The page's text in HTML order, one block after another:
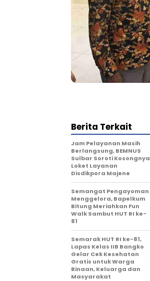
Berita Terkait
Jam Pelayanan Masih
Berlangsung, BEMNUS
Sulbar Soroti Kosongnya
Loket Layanan
Disdikpora Majene
Semangat Pengayoman
Menggelora, Bapelkum
Bitung Meriahkan Fun
Walk Sambut HUT RI ke-
81
Semarak HUT RI ke-81,
Lapas Kelas IIB Bangko
Gelar Cek Kesehatan
Gratis untuk Warga
Binaan, Keluarga dan
Masyarakat